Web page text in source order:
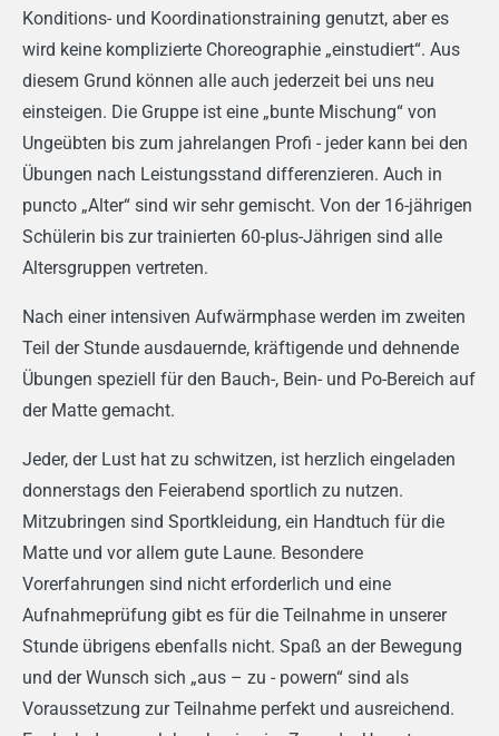
Konditions- und Koordinationstraining genutzt, aber es
wird keine komplizierte Choreo­graphie „einstudiert“. Aus
diesem Grund können alle auch jederzeit bei uns neu
einsteigen. Die Gruppe ist eine „bunte Mischung“ von
Ungeübten bis zum jahrelangen Profi - jeder kann bei den
Übungen nach Leistungsstand differenzieren. Auch in
puncto „Alter“ sind wir sehr gemischt. Von der 16-jährigen
Schülerin bis zur trainierten 60-plus-Jährigen sind alle
Alters­gruppen vertreten.
Nach einer intensiven Aufwärmphase werden im zweiten
Teil der Stunde ausdauernde, kräftigende und dehnende
Übungen speziell für den Bauch-, Bein- und Po-Bereich auf
der Matte gemacht.
Jeder, der Lust hat zu schwitzen, ist herzlich eingeladen
donnerstags den Feierabend sport­lich zu nutzen.
Mitzubringen sind Sportkleidung, ein Handtuch für die
Matte und vor allem gute Laune. Besondere
Vorerfahrungen sind nicht erforderlich und eine
Aufnahmeprüfung gibt es für die Teilnahme in unserer
Stunde übrigens ebenfalls nicht. Spaß an der Bewegung
und der Wunsch sich „aus – zu - powern“ sind als
Voraussetzung zur Teilnahme perfekt und ausreichend.